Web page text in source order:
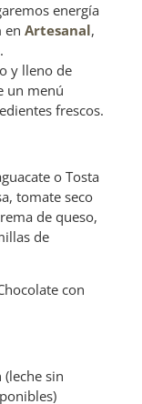
energía
enArtesanal,
y lleno de
un menú
frescos.
o Tosta
tomate seco
de queso,
de
con
sin